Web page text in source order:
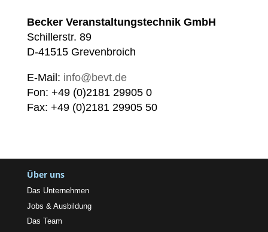
Becker Veranstaltungstechnik GmbH
Schillerstr. 89
D-41515 Grevenbroich
E-Mail: info@bevt.de
Fon: +49 (0)2181 29905 0
Fax: +49 (0)2181 29905 50
Über uns
Das Unternehmen
Jobs & Ausbildung
Das Team